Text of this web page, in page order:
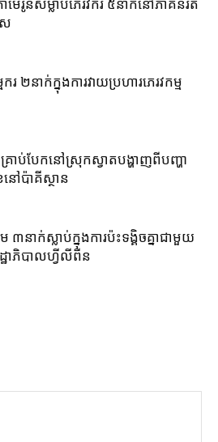
េរូនសម្លាប់ភេរវករ ៥នាក់នៅភាគនិរតី
ស
ករ ២នាក់ក្នុងការវាយប្រហារភេរវកម្ម
គ្រាប់បែកនៅស្រុកស្វាតបង្ហាញពីបញ្ហា
ៅប៉ាគីស្ថាន
៣នាក់ស្លាប់ក្នុងការប៉ះទង្គិចគ្នាជាមួយ
ឋាភិបាលហ្វីលីពីន